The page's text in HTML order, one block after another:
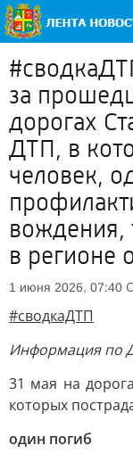
за
дорогах
ДТП, в
человек,
вождения,
в регионе
1 июня 2026, 07:40
#сводкаДТП
Информация по
31 мая на
которых
один погиб